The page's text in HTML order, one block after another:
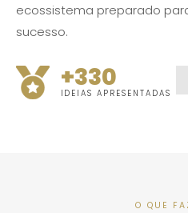
ecossistema preparado
sucesso.
+330
IDEIAS APRESENTADAS
O QUE